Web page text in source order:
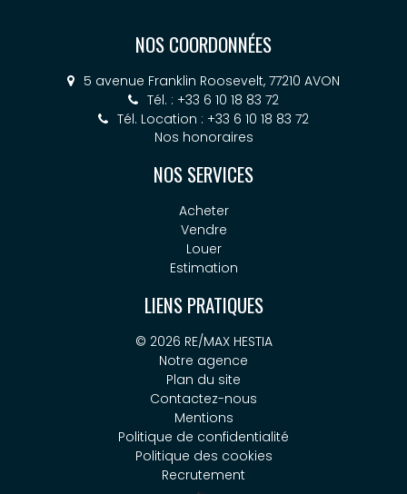
NOS COORDONNÉES
5 avenue Franklin Roosevelt, 77210 AVON
Tél. : +33 6 10 18 83 72
Tél. Location : +33 6 10 18 83 72
Nos honoraires
NOS SERVICES
Acheter
Vendre
Louer
Estimation
LIENS PRATIQUES
© 2026 RE/MAX HESTIA
Notre agence
Plan du site
Contactez-nous
Mentions
Politique de confidentialité
Politique des cookies
Recrutement